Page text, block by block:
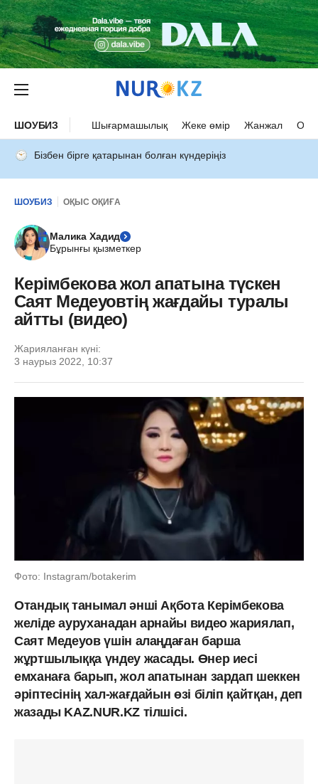
ШОУБИЗ Шығармашылық Жеке өмір Жанжал
Бізбен бірге қатарынан болған күндеріңіз
ШОУБИЗ ОҚЫС ОҚИҒА
Малика Хадид
Бұрынғы қызметкер
Керімбекова жол апатына түскен
Саят Медеуовтің жағдайы туралы
айтты (видео)
Жарияланған күні:
3 наурыз 2022, 10:37
Фото: Instagram/botakerim
Отандық танымал әнші Ақбота Керімбекова
желіде ауруханадан арнайы видео жариялап,
Саят Медеуов үшін алаңдаған барша
жұртшылыққа үндеу жасады. Өнер иесі
емханаға барып, жол апатынан зардап шеккен
әріптесінің хал-жағдайын өзі біліп қайтқан, деп
жазады KAZ.NUR.KZ тілшісі.